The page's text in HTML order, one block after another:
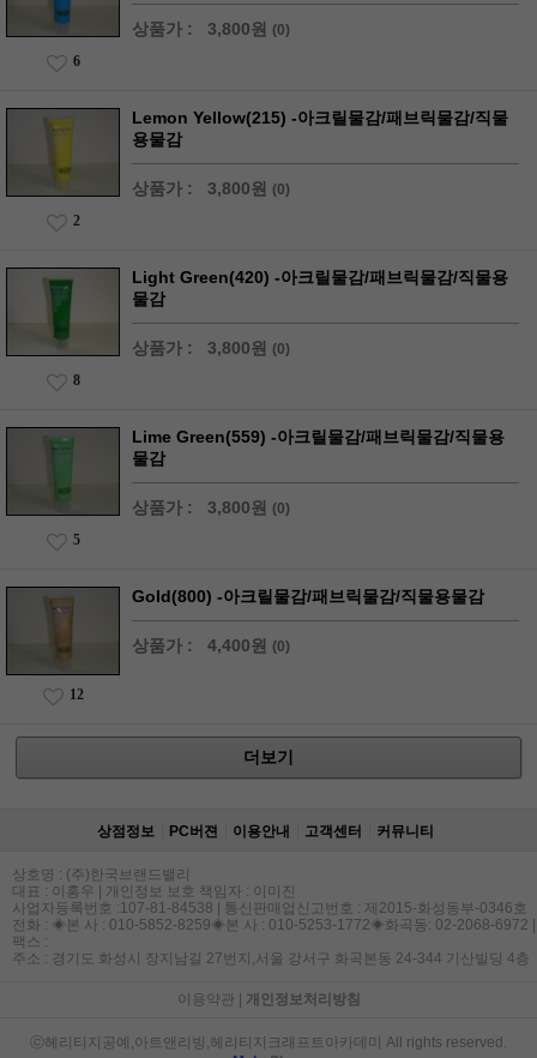
상품가 : 3,800원 (0)
6
Lemon Yellow(215) -아크릴물감/패브릭물감/직물
용물감
상품가 : 3,800원 (0)
2
Light Green(420) -아크릴물감/패브릭물감/직물용
물감
상품가 : 3,800원 (0)
8
Lime Green(559) -아크릴물감/패브릭물감/직물용
물감
상품가 : 3,800원 (0)
5
Gold(800) -아크릴물감/패브릭물감/직물용물감
상품가 : 4,400원 (0)
12
더보기
상점정보 PC버젼 이용안내 고객센터 커뮤니티
상호명 : (주)한국브랜드밸리
대표 : 이홍우 | 개인정보 보호 책임자 : 이미진
사업자등록번호 :107-81-84538 | 통신판매업신고번호 : 제2015-화성동부-0346호
전화 : ◈본 사 : 010-5852-8259◈본 사 : 010-5253-1772◈화곡동: 02-2068-6972 |
팩스 :
주소 : 경기도 화성시 장지남길 27번지,서울 강서구 화곡본동 24-344 기산빌딩 4층
이용약관 개인정보처리방침
ⓒ헤리티지공예,아트앤리빙,헤리티지크래프트아카데미 All rights reserved.